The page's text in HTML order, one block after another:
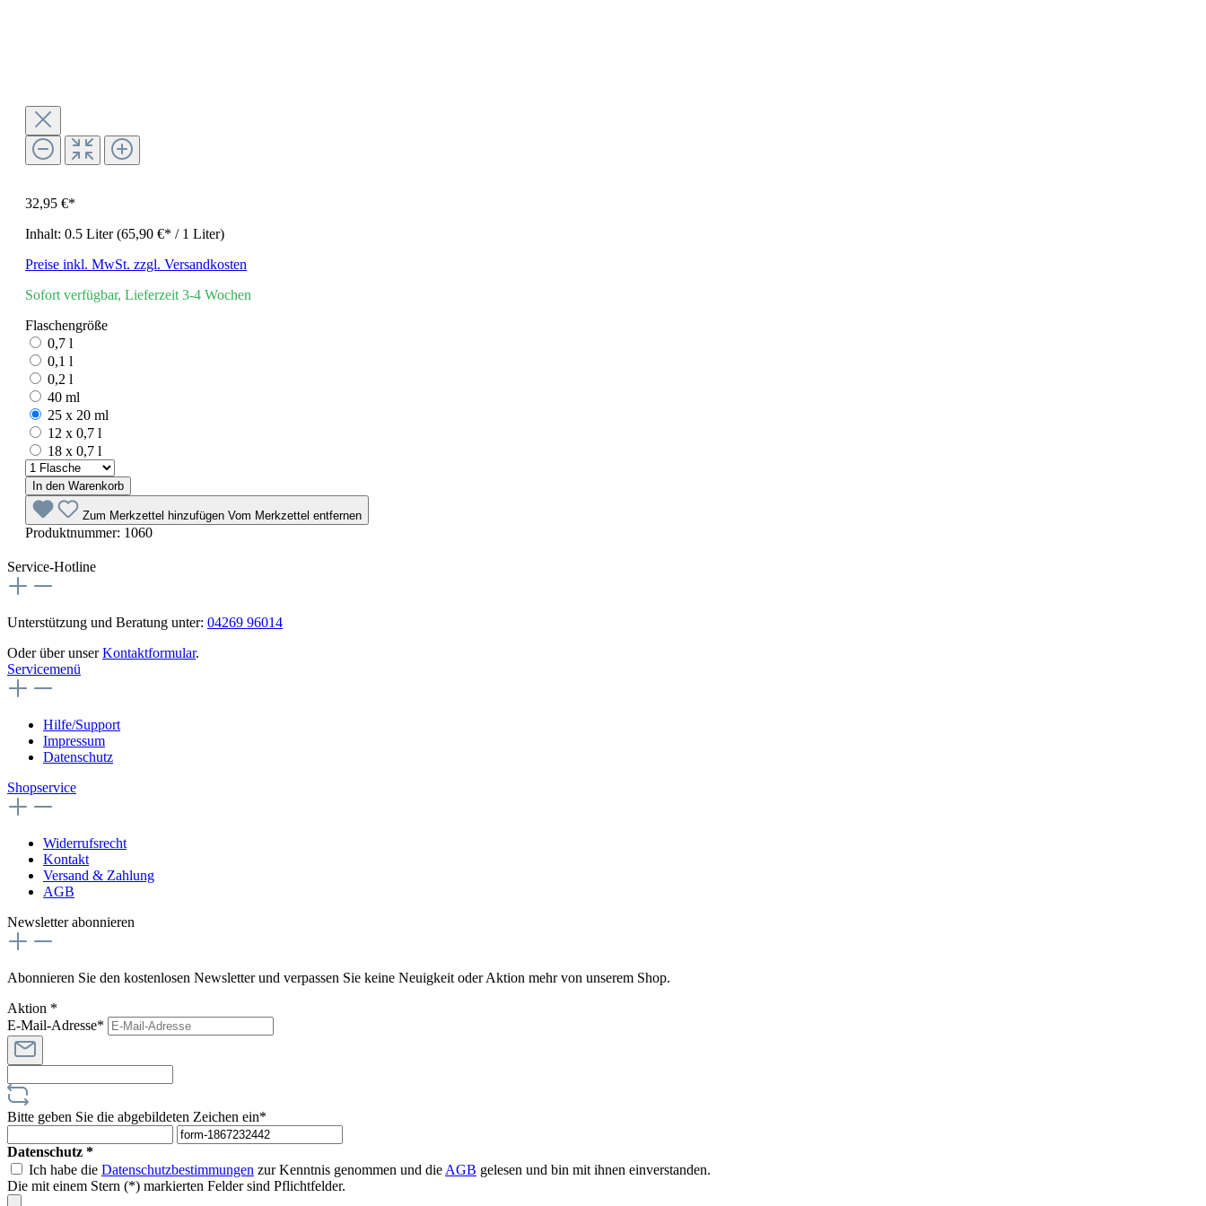
32,95 €*
Inhalt: 0.5 Liter(65,90 €* / 1 Liter)
Preise inkl. MwSt. zzgl. Versandkosten
Sofort verfügbar, Lieferzeit 3-4 Wochen
Flaschengröße
0,7 l
0,1 l
0,2 l
40 ml
25 x 20 ml
12 x 0,7 l
18 x 0,7 l
In den Warenkorb
Zum Merkzettel hinzufügen Vom Merkzettel entfernen
Produktnummer: 1060
Service-Hotline
Unterstützung und Beratung unter: 04269 96014
Oder über unserKontaktformular.
Servicemenü
Hilfe/Support
Impressum
Datenschutz
Shopservice
Widerrufsrecht
Kontakt
Versand & Zahlung
AGB
Newsletter abonnieren
Abonnieren Sie den kostenlosen Newsletter und verpassen Sie keine Neuigkeit oder Aktion mehr von unserem Shop.
Aktion *
E-Mail-Adresse*
Bitte geben Sie die abgebildeten Zeichen ein*
Datenschutz *
Ich habe die Datenschutzbestimmungen zur Kenntnis genommen und dieAGB gelesen und bin mit ihnen einverstanden.
Die mit einem Stern (*) markierten Felder sind Pflichtfelder.